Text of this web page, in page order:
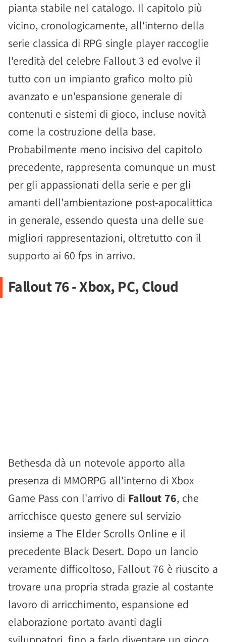
pianta stabile nel catalogo. Il capitolo più
vicino, cronologicamente, all'interno della
serie classica di RPG single player raccoglie
l'eredità del celebre Fallout 3 ed evolve il
tutto con un impianto grafico molto più
avanzato e un'espansione generale di
contenuti e sistemi di gioco, incluse novità
come la costruzione della base.
Probabilmente meno incisivo del capitolo
precedente, rappresenta comunque un must
per gli appassionati della serie e per gli
amanti dell'ambientazione post-apocalittica
in generale, essendo questa una delle sue
migliori rappresentazioni, oltretutto con il
supporto ai 60 fps in arrivo.
Fallout 76 - Xbox, PC, Cloud
Bethesda dà un notevole apporto alla
presenza di MMORPG all'interno di Xbox
Game Pass con l'arrivo di Fallout 76, che
arricchisce questo genere sul servizio
insieme a The Elder Scrolls Online e il
precedente Black Desert. Dopo un lancio
veramente difficoltoso, Fallout 76 è riuscito a
trovare una propria strada grazie al costante
lavoro di arricchimento, espansione ed
elaborazione portato avanti dagli